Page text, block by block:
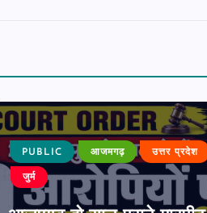
PUBLIC आजमगढ़ उत्तर प्रदेश
जुर्म